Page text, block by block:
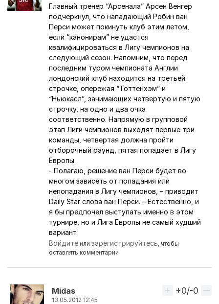
Главный тренер “Арсенала” Арсен Венгер
подчеркнул, что нападающий Робин ван
Перси может покинуть клуб этим летом,
если “канонирам” не удастся
квалифицироваться в Лигу чемпионов на
следующий сезон. Напомним, что перед
последним туром чемпионата Англии
лондонский клуб находится на третьей
строчке, опережая “Тоттенхэм” и
“Ньюкасл”, занимающих четвертую и пятую
строчку, на одно и два очка
соответственно. Напрямую в групповой
этап Лиги чемпионов выходят первые три
команды, четвертая должна пройти
отборочный раунд, пятая попадает в Лигу
Европы.
- Полагаю, решение ван Перси будет во
многом зависеть от попадания или
непопадания в Лигу чемпионов, – приводит
Daily Star слова ван Перси. – Естественно, и
я бы предпочел выступать именно в этом
турнире, но и Лига Европы не самый худший
вариант.
Войдите илизарегистрируйтесь, чтобы
оставлять комментарии
Midas
13.05.2012 12:45
Вверх
+0/-0